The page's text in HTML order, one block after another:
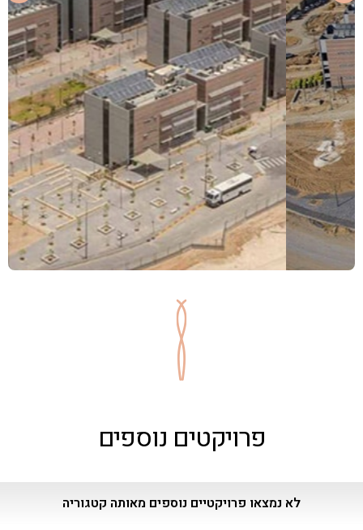
פרויקטים נוספים
לא נמצאו פרויקטיים נוספים מאותה קטגוריה